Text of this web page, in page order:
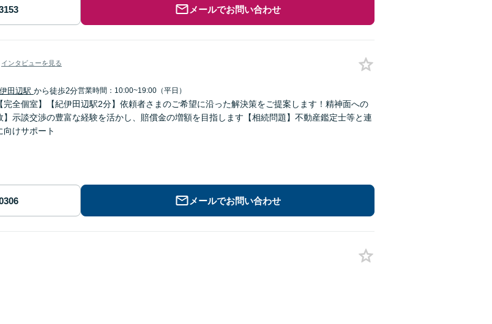
メールでお問い合わせ
インタビューを見る
田辺駅 から徒歩2分営業時間：10:00~19:00（平日）
完全個室】【紀伊田辺駅2分】依頼者さまのご希望に沿った解決策をご提案します！精神面への
示談交渉の豊富な経験を活かし、賠償金の増額を目指します【相続問題】不動産鑑定士等と連
けサポート
メールでお問い合わせ